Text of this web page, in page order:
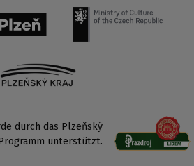
durch das Plzeňský
unterstützt.